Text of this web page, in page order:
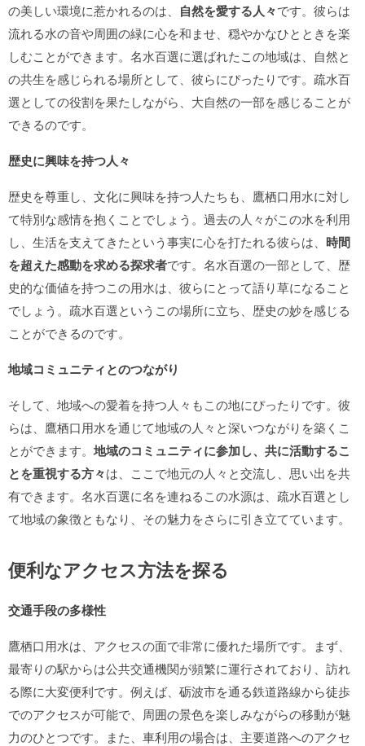
の美しい環境に惹かれるのは、 自然を愛する人々です。彼らは
流れる水の音や周囲の緑に心を和ませ、穏やかなひとときを楽
しむことができます。名水百選に選ばれたこの地域は、自然と
の共生を感じられる場所として、彼らにぴったりです。疏水百
選としての役割を果たしながら、大自然の一部を感じることが
できるのです。
歴史に興味を持つ人々
歴史を尊重し、文化に興味を持つ人たちも、鷹栖口用水に対し
て特別な感情を抱くことでしょう。過去の人々がこの水を利用
し、生活を支えてきたという事実に心を打たれる彼らは、 時間
を超えた感動を求める探求者です。名水百選の一部として、歴
史的な価値を持つこの用水は、彼らにとって語り草になること
でしょう。疏水百選というこの場所に立ち、歴史の妙を感じる
ことができるのです。
地域コミュニティとのつながり
そして、地域への愛着を持つ人々もこの地にぴったりです。彼
らは、鷹栖口用水を通じて地域の人々と深いつながりを築くこ
とができます。 地域のコミュニティに参加し、共に活動するこ
とを重視する方々は、ここで地元の人々と交流し、思い出を共
有できます。名水百選に名を連ねるこの水源は、疏水百選とし
て地域の象徴ともなり、その魅力をさらに引き立てています。
便利なアクセス方法を探る
交通手段の多様性
鷹栖口用水は、アクセスの面で非常に優れた場所です。まず、
最寄りの駅からは公共交通機関が頻繁に運行されており、訪れ
る際に大変便利です。例えば、砺波市を通る鉄道路線から徒歩
でのアクセスが可能で、周囲の景色を楽しみながらの移動が魅
力のひとつです。また、車利用の場合は、主要道路へのアクセ